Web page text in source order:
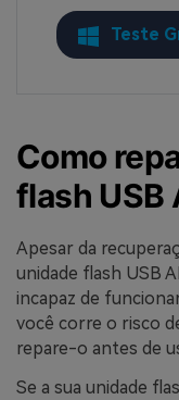
Teste
Como
flash USB
Apesar da
unidade flash USB
incapaz de
você corre o risco
repare-o antes de
Se a sua unidade